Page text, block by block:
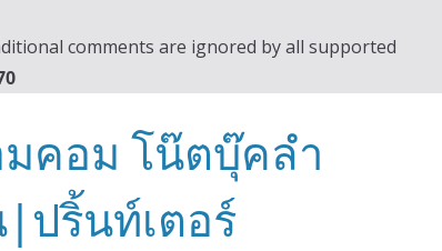
comments are ignored by all supported
คอม โน๊ตบุ๊คลำ
ปริ้นท์เตอร์